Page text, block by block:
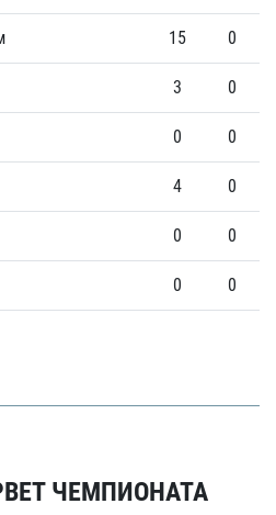
15 0
3 0
0 0
4 0
0 0
0 0
ЧЕМПИОНАТА